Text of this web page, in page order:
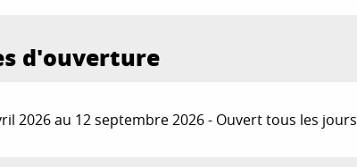
d'ouverture
2026 au 12 septembre 2026 - Ouvert tous les jours